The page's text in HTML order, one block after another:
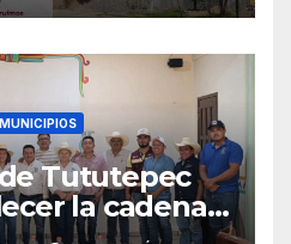
MUNICIPIOS
Tututepec
la cadena